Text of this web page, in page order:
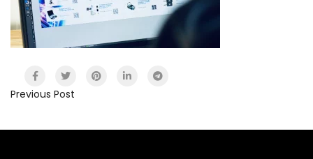
Previous Post